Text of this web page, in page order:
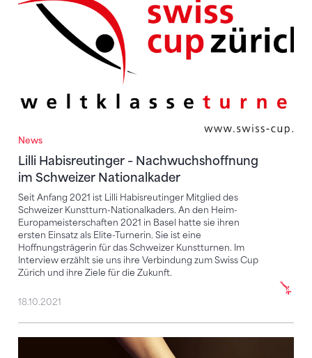
News
Lilli Habisreutinger – Nachwuchshoffnung
im Schweizer Nationalkader
Seit Anfang 2021 ist Lilli Habisreutinger Mitglied des
Schweizer Kunstturn-Nationalkaders. An den Heim-
Europameisterschaften 2021 in Basel hatte sie ihren
ersten Einsatz als Elite-Turnerin. Sie ist eine
Hoffnungsträgerin für das Schweizer Kunstturnen. Im
Interview erzählt sie uns ihre Verbindung zum Swiss Cup
Zürich und ihre Ziele für die Zukunft.
18.10.2021
US-Trainerduo und Giulia Steingruber betreuen